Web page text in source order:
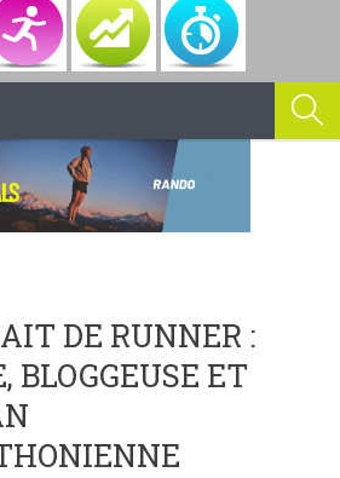
DE RUNNER :
BLOGGEUSE ET